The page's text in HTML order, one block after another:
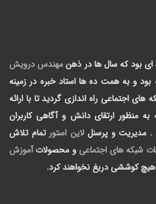
ای بود که سال ها در ذهنمهندس درویش
و به همت ده ها استاد خبره در زمینه
اجتماعی راه اندازی گردید تا با ارائه
منظور ارتقای دانش و آگاهی کاربران
. مدیریت و پرسنللاین استور تمام تلاش
شبکه های اجتماعی و محصولات آموزش
هیچ کوششی دریغ نخواهند کرد.